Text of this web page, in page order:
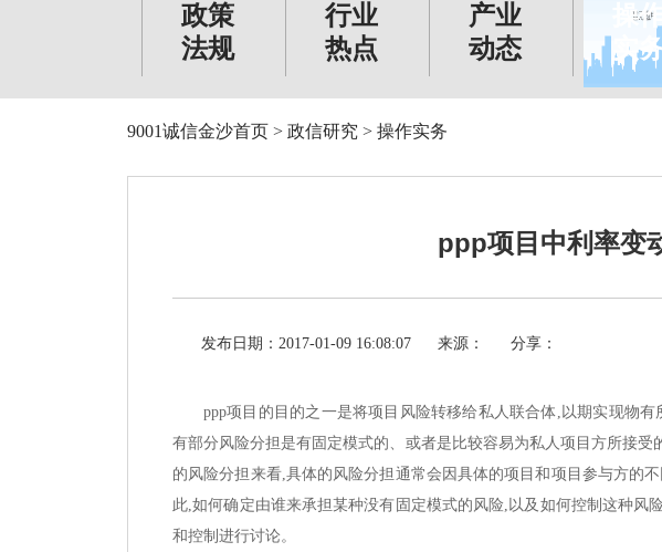
政策
法规
行业
热点
产业
动态
操作
实
9001诚信金沙首页 > 政信研究 > 操作实务
ppp项目中利率变
发布日期：2017-01-09 16:08:07 来源： 分享：
ppp项目的目的之一是将项目风险转移给私人联合体,以期实现物
有部分风险分担是有固定模式的、或者是比较容易为私人项目方所接
的风险分担来看,具体的风险分担通常会因具体的项目和项目参与方的
此,如何确定由谁来承担某种没有固定模式的风险,以及如何控制这种风
和控制进行讨论。